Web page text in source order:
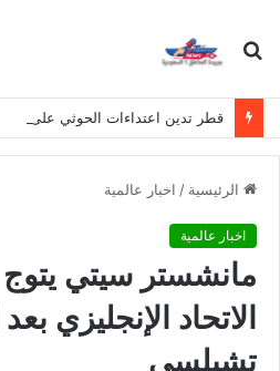
بحث
الرئيسية / اخبار عالمية
اخبار عالمية
مانشستر سيتي
الاتحاد الإنجليزي
تشيلسي